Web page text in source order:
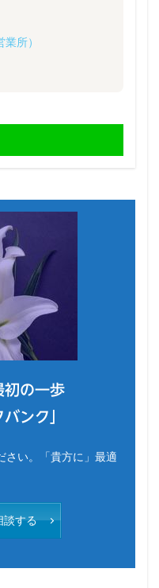
所）
初の一歩
ンク」
さい。「貴方に」最適
談する